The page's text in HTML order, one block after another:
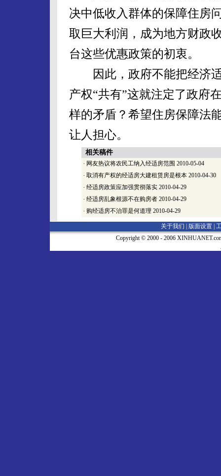
决中低收入群体的保障住房
取巨大利润，成为地方财政
台这些优惠政策的初衷。
因此，政府不能把经济适
产权“共有”这就注定了政府
样的矛盾？希望住房保障法
让人担心。
相关稿件
· 网友热议将农民工纳入经适房范围 2010-05-04
· 取消有产权的经适房大建租赁房是根本 2010-04-30
· 经适房政策应加强贯彻落实 2010-04-29
· 经适房乱象根源不在购房者 2010-04-29
· 购经适房不治罪是何道理 2010-04-29
关于我们 | 版面设置
Copyright © 2000 - 2006